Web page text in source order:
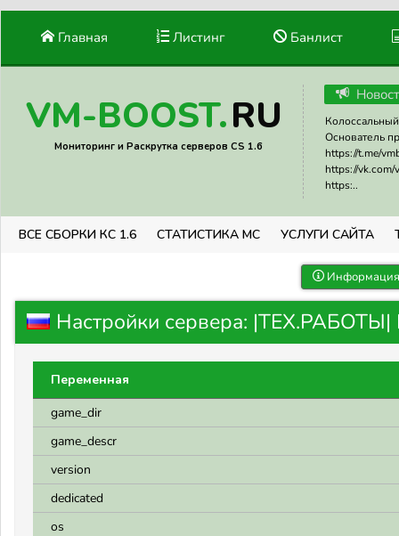
Главная Листинг Банлист
VM-BOOST.RU
Мониторинг и Раскрутка серверов CS 1.6
Основатель
https://t.me/
https://vk.com/
https:..
ВСЕ СБОРКИ КС 1.6 СТАТИСТИКА МС УСЛУГИ САЙТА
Настройки сервера:
Переменная
game_dir
game_descr
version
dedicated
os